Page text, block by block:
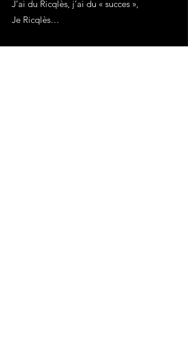
J’ai du Ricqlès, j’ai du « succes »,
Je Ricqlès…